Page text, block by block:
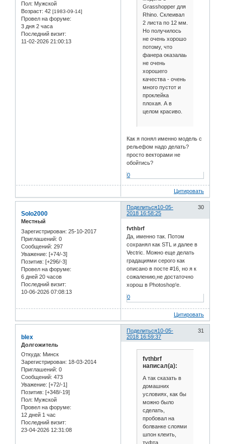
Пол: Мужской
Возраст: 42 [1983-09-14]
Провел на форуме:
3 дня 2 часа
Последний визит:
11-02-2026 21:00:13
Grasshopper для
Rhino. Склеивал
2 листа по 12 мм.
Но получилось
не очень хорошо
потому, что
фанера оказалаь
не очень
хорошего
качества - очень
много пустот и
проклейка
плохая. А в
целом красиво.
Как я понял именно модель с
рельефом надо делать?
просто векторами не
обойтись?
0
Цитировать
Поделиться 30
10-05-
2018 16:58:25
Solo2000
Местный
Зарегистрирован: 25-10-2017
Приглашений: 0
Сообщений: 297
Уважение: [+74/-3]
Позитив: [+296/-3]
Провел на форуме:
6 дней 20 часов
Последний визит:
10-06-2026 07:08:13
fvthbrf
Да, именно так. Потом
сохранял как STL и далее в
Vectric. Можно еще делать
градациями серого как
описано в посте #16, но я к
сожалению,не достаточно
хорош в Photoshop'е.
0
Цитировать
Поделиться 31
10-05-
2018 16:59:37
blex
Долгожитель
Откуда: Минск
Зарегистрирован: 18-03-2014
Приглашений: 0
Сообщений: 473
Уважение: [+72/-1]
Позитив: [+348/-19]
Пол: Мужской
Провел на форуме:
12 дней 1 час
Последний визит:
23-04-2026 12:31:08
fvthbrf
написал(а):
А так сказать в
домашних
условиях, как бы
можно было
сделать,
пробовал на
болванке слоями
шпон клеить,
туфта